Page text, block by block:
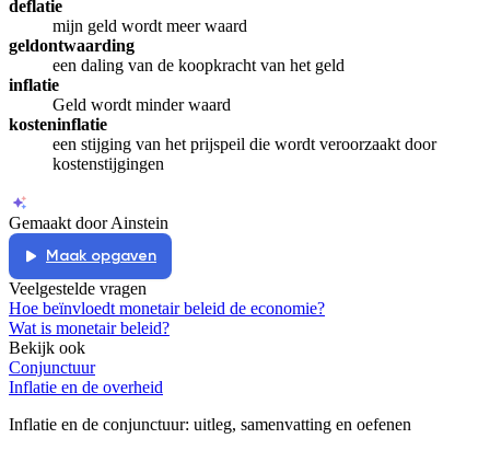
deflatie
mijn geld wordt meer waard
geldontwaarding
een daling van de koopkracht van het geld
inflatie
Geld wordt minder waard
kosteninflatie
een stijging van het prijspeil die wordt veroorzaakt door
kostenstijgingen
Gemaakt door Ainstein
Maak opgaven
Veelgestelde vragen
Hoe beïnvloedt monetair beleid de economie?
Wat is monetair beleid?
Bekijk ook
Conjunctuur
Inflatie en de overheid
Inflatie en de conjunctuur: uitleg, samenvatting en oefenen